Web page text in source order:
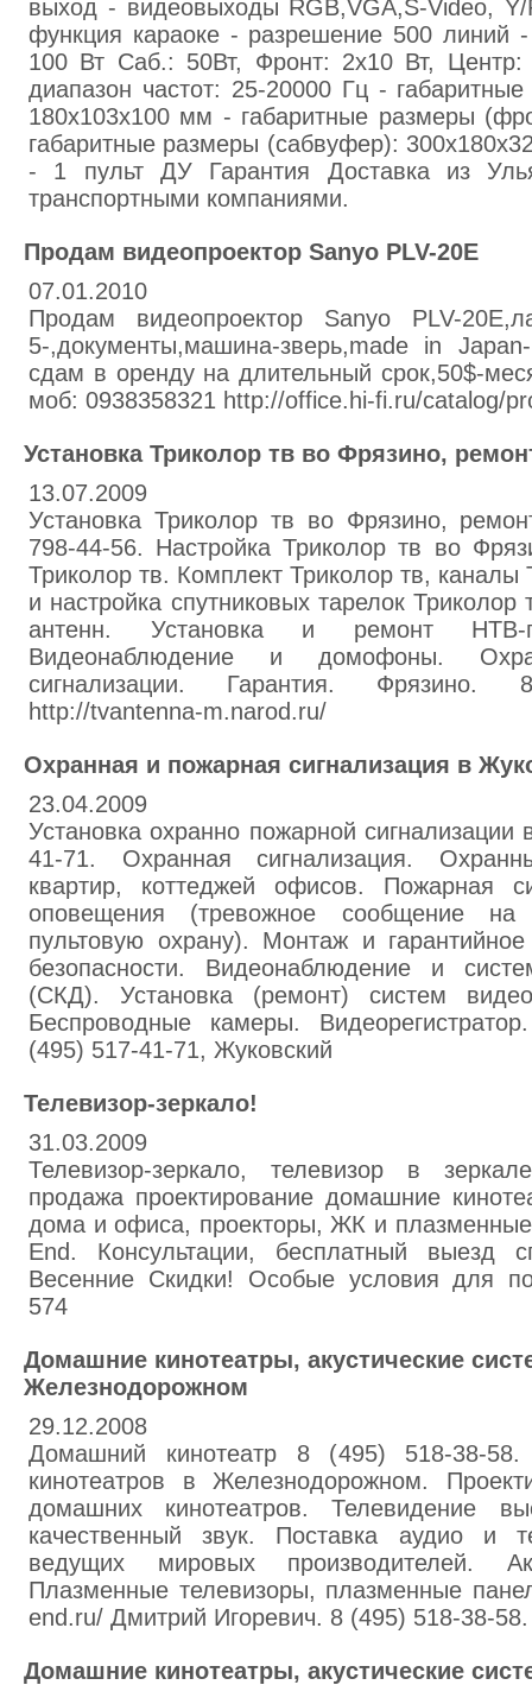
выход - видеовыходы RGB,VGA,S-Video,
функция караоке - разрешение 500 линий
100 Вт Саб.: 50Вт, Фронт: 2х10 Вт,
диапазон частот: 25-20000 Гц -
180х103х100 мм - габаритные размеры
габаритные размеры (сабвуфер):
- 1 пульт ДУ Гарантия Доставка из
транспортными компаниями.
Продам видеопроектор Sanyo PLV-20Е
07.01.2010
Продам видеопроектор Sanyo PLV-
5-,документы,машина-зверь,made in
сдам в оренду на длительный срок,50$-
моб: 0938358321 http://office.hi-fi.ru/catalog/
Установка Триколор тв во Фрязино,
13.07.2009
Установка Триколор тв во Фрязино,
798-44-56. Настройка Триколор тв во
Триколор тв. Комплект Триколор тв, каналы
и настройка спутниковых тарелок
антенн. Установка и ремонт
Видеонаблюдение и домофоны.
сигнализации. Гарантия.
http://tvantenna-m.narod.ru/
Охранная и пожарная сигнализация в
23.04.2009
Установка охранно пожарной
41-71. Охранная сигнализация.
квартир, коттеджей офисов. Пожарная
оповещения (тревожное сообщение
пультовую охрану). Монтаж и
безопасности. Видеонаблюдение и
(СКД). Установка (ремонт) систем
Беспроводные камеры.
(495) 517-41-71, Жуковский
Телевизор-зеркало!
31.03.2009
Телевизор-зеркало, телевизор в
продажа проектирование домашние
дома и офиса, проекторы, ЖК и плазменные
End. Консультации, бесплатный выезд
Весенние Скидки! Особые условия для
574
Домашние кинотеатры, акустические
Железнодорожном
29.12.2008
Домашний кинотеатр 8 (495) 518-38-58.
кинотеатров в Железнодорожном.
домашних кинотеатров. Телевидение
качественный звук. Поставка аудио и
ведущих мировых производителей.
Плазменные телевизоры, плазменные
end.ru/ Дмитрий Игоревич. 8 (495) 518-38-
Домашние кинотеатры, акустические